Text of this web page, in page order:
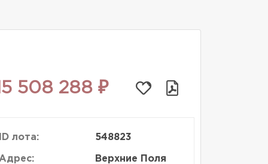
508 288 ₽
ID лота: 548823
Верхние Поля